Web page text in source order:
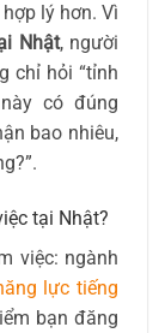
lý hơn. Vì
Nhật, người
chỉ hỏi “tỉnh
có đúng
bao nhiêu,
tại Nhật?
việc: ngành
lực tiếng
bạn đăng